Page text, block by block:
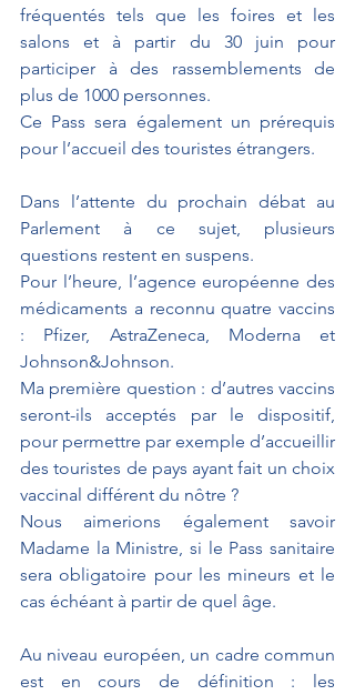
fréquentés tels que les foires et les
salons et à partir du 30 juin pour
participer à des rassemblements de
plus de 1000 personnes.
Ce Pass sera également un prérequis
pour l’accueil des touristes étrangers.
Dans l’attente du prochain débat au
Parlement à ce sujet, plusieurs
questions restent en suspens.
Pour l’heure, l’agence européenne des
médicaments a reconnu quatre vaccins
: Pfizer, AstraZeneca, Moderna et
Johnson&Johnson.
Ma première question : d’autres vaccins
seront-ils acceptés par le dispositif,
pour permettre par exemple d’accueillir
des touristes de pays ayant fait un choix
vaccinal différent du nôtre ?
Nous aimerions également savoir
Madame la Ministre, si le Pass sanitaire
sera obligatoire pour les mineurs et le
cas échéant à partir de quel âge.
Au niveau européen, un cadre commun
est en cours de définition : les